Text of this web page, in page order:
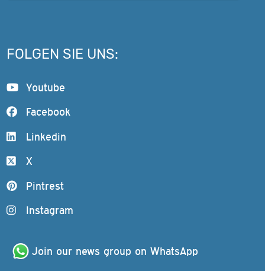
FOLGEN SIE UNS:
Youtube
Facebook
Linkedin
X
Pintrest
Instagram
Join our news group on WhatsApp